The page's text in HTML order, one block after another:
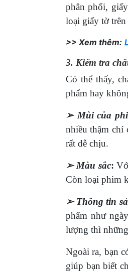
phân phối,
loại giấy tờ trên
>> Xem thêm:
3. Kiểm tra
Có thể thấy,
phẩm hay
➢ Mùi của
nhiều thậm chí
rất dễ chịu.
➢ Màu sắc:
Còn loại phim
➢ Thông tin
phẩm như
lượng thì
Ngoài ra, bạn
giúp bạn biết